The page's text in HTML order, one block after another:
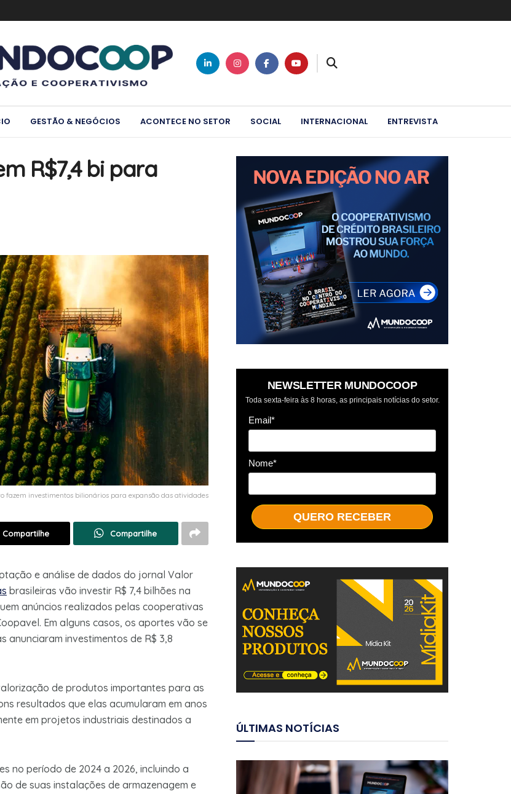
GESTÃO & NEGÓCIOS ACONTECE NO SETOR SOCIAL INTERNACIONAL ENTREVISTA
R$7,4 bi para
fazem investimentos bilionários para expansão das atividades
Compartilhe Compartilhe
e análise de dados do jornal Valor
brasileiras vão investir R$ 7,4 bilhões na
anúncios realizados pelas cooperativas
Em alguns casos, os aportes vão se
anunciaram investimentos de R$ 3,8
de produtos importantes para as
resultados que elas acumularam em anos
em projetos industriais destinados a
no período de 2024 a 2026, incluindo a
de suas instalações de armazenagem e
NEWSLETTER MUNDOCOOP
Toda sexta-feira às 8 horas, as principais notícias do setor.
Email*
Nome*
QUERO RECEBER
ÚLTIMAS NOTÍCIAS